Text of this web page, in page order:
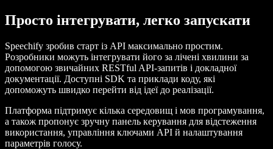
Просто інтегрувати, легко запускати
Speechify зробив старт із API максимально простим.
Розробники можуть інтегрувати його за лічені хвилини за
допомогою звичайних RESTful API-запитів і докладної
документації. Доступні SDK та приклади коду, які
допоможуть швидко перейти від ідеї до реалізації.
Платформа підтримує кілька середовищ і мов програмування,
а також пропонує зручну панель керування для відстеження
використання, управління ключами API й налаштування
параметрів голосу.